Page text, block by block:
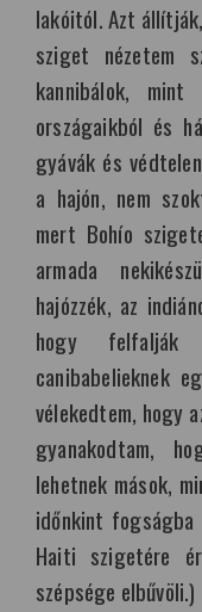
lakóitól. Azt
sziget nézetem
kannibálok,
országaikból és
gyávák és
a hajón, nem
mert Bohío
armada
hajózzék, az
hogy felfalják
canibabelieknek
vélekedtem, hogy
gyanakodtam,
lehetnek mások,
időnkint fogságba
Haiti szigetére
szépsége elbűvöli.)